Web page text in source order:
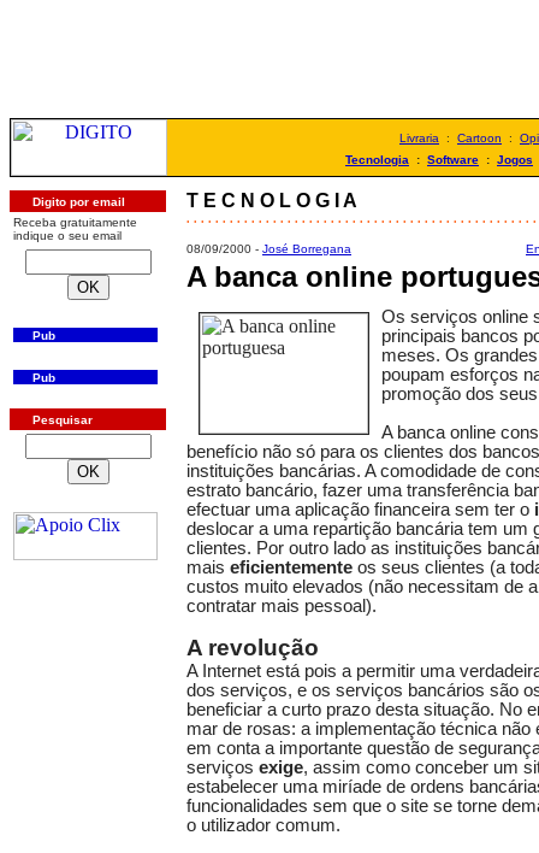
Livraria : Cartoon :
Tecnologia : Software : Jogos
Digito por email
Receba gratuitamente
indique o seu email
Pub
Pub
Pesquisar
T E C N O L O G I A
. . . . . . . . . . . . . . . . . . . . . . . . . . . . . . . . . . . . . . . . . . . . . . . .
08/09/2000 - José Borregana
A banca online
Os serviços online
principais bancos
meses. Os
poupam esforços
promoção dos
A banca online
benefício não só para os clientes dos
instituições bancárias. A comodidade de
estrato bancário, fazer uma transferência
efectuar uma aplicação financeira sem ter o
deslocar a uma repartição bancária tem um
clientes. Por outro lado as instituições
mais eficientemente os seus clientes (a
custos muito elevados (não necessitam de
contratar mais pessoal).
A revolução
A Internet está pois a permitir uma
dos serviços, e os serviços bancários são
beneficiar a curto prazo desta situação. No
mar de rosas: a implementação técnica não
em conta a importante questão de
serviços exige, assim como conceber um
estabelecer uma miríade de ordens
funcionalidades sem que o site se torne
o utilizador comum.